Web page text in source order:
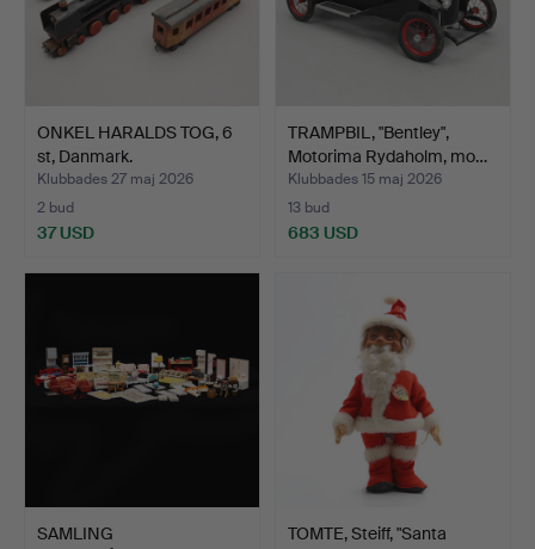
ONKEL HARALDS TOG, 6
st, Danmark.
Klubbades 27 maj 2026
2 bud
37 USD
TRAMPBIL, "Bentley",
Motorima Rydaholm, mo…
Klubbades 15 maj 2026
13 bud
683 USD
SAMLING
TOMTE, Steiff, "Santa